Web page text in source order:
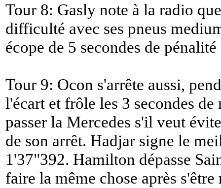
Tour 8: Gasly note à la radio
difficulté avec ses pneus
écope de 5 secondes de
Tour 9: Ocon s'arrête aussi,
l'écart et frôle les 3 secondes
passer la Mercedes s'il veut
de son arrêt. Hadjar signe le
1'37"392. Hamilton dépasse
faire la même chose après